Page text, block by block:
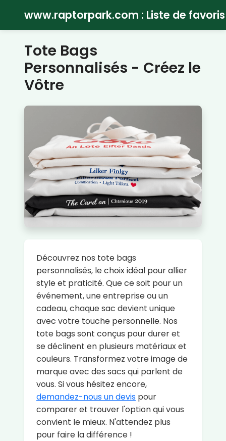
www.raptorpark.com : Liste de favoris
Tote Bags
Personnalisés - Créez le
Vôtre
Découvrez nos tote bags
personnalisés, le choix idéal pour allier
style et praticité. Que ce soit pour un
événement, une entreprise ou un
cadeau, chaque sac devient unique
avec votre touche personnelle. Nos
tote bags sont conçus pour durer et
se déclinent en plusieurs matériaux et
couleurs. Transformez votre image de
marque avec des sacs qui parlent de
vous. Si vous hésitez encore,
demandez-nous un devis pour
comparer et trouver l'option qui vous
convient le mieux. N'attendez plus
pour faire la différence !